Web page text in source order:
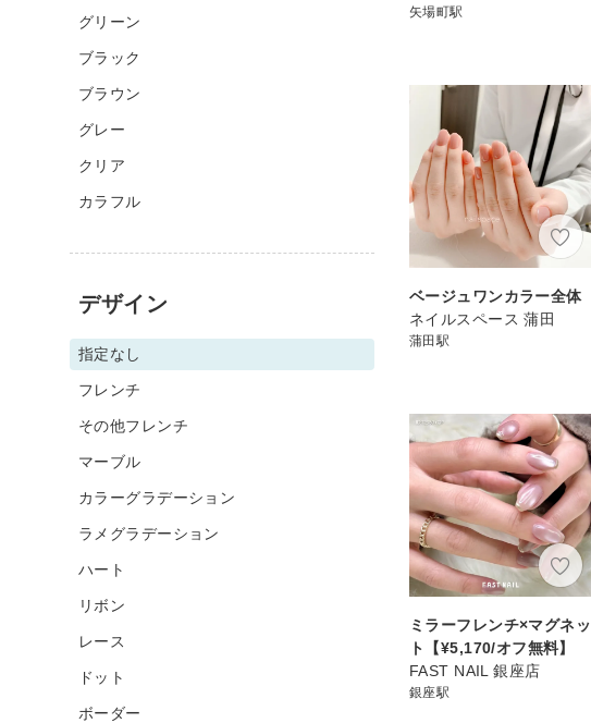
矢場町駅
ベージュワンカラー全体
ネイルスペース 蒲田
蒲田駅
ミラーフレンチ×マグネッ
ト【¥5,170/オフ無料】
FAST NAIL 銀座店
銀座駅
グリーン
ブラック
ブラウン
グレー
クリア
カラフル
デザイン
指定なし
フレンチ
その他フレンチ
マーブル
カラーグラデーション
ラメグラデーション
ハート
リボン
レース
ドット
ボーダー